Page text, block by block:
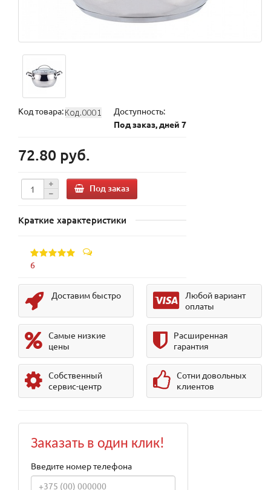
Код товара:
Доступность:
Под заказ, дней 7
72.80 руб.
Под заказ
Краткие характеристики
6
Доставим быстро
Любой вариант
оплаты
Самые низкие
цены
Расширенная
гарантия
Собственный
сервис-центр
Сотни довольных
клиентов
Заказать в один клик!
Введите номер телефона